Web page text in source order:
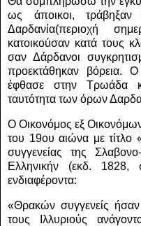
ως άποικοι,
Δαρδανία(περιοχή
κατοικούσαν κατά τους
σαν Δάρδανοι
προεκτάθηκαν βόρεια.
έφθασε στην Τρωάδα
ταυτότητα των όρων
Ο Οικονόμος εξ
του 19ου αιώνα με τίτλο
συγγενείας της
Ελληνικήν (εκδ.
ενδιαφέροντα:
«Θρακών συγγενείς ήσαν
τους Ιλλυριούς